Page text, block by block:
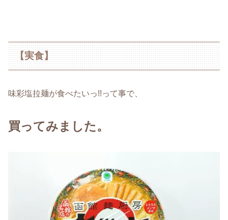
【実食】
味彩塩拉麺が食べたいっ!!って事で、
買ってみました。